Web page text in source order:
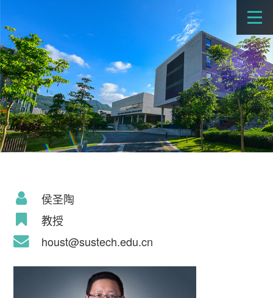
侯圣陶
教授
houst@sustech.edu.cn